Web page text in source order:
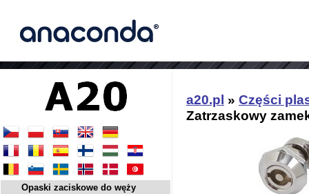
a20.pl » Części
Zatrzaskowy
Opaski zaciskowe do węży